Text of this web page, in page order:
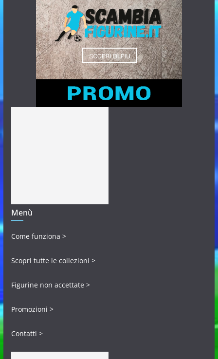
Menù
Come funziona >
Scopri tutte le collezioni >
Figurine non accettate >
Promozioni >
Contatti >